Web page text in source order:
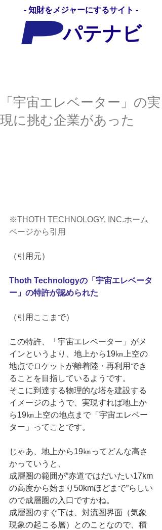
- 知財をメジャーにするサイト -
パテナビ
「宇宙エレベーター」の実
現に挑む企業があった
※THOTH TECHNOLOGY, INC.ホーム
ページから引用
（引用元）
Thoth Technologyの「宇宙エレベータ
ー」の特許が認められた
（引用ここまで）
この特許、「宇宙エレベーター」がメ
インというより、地上から19㎞上空の
地点でロケットが離着陸・再利用でき
ることを目指しているようです。
そこに到達する物理的な塔を建設する
イメージのようで、実現すれば地上か
ら19㎞上空の地点まで「宇宙エレベー
ター」ってことです。
じゃあ、地上から19㎞ってどんな高さ
かっていうと、
成層圏の範囲が“赤道ではだいたい17km
の高度から始まり50kmほどまで”らしい
ので成層圏の入口ですかね。
成層圏のすぐ下は、対流圏界面（気象
現象の起こる層）とのことなので、積